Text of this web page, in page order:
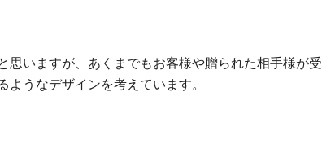
いますが、あくまでもお客様や贈られた相手様が受
うなデザインを考えています。